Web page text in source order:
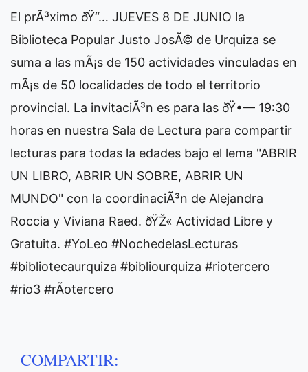
El prÃ³ximo ðŸ“… JUEVES 8 DE JUNIO la
Biblioteca Popular Justo JosÃ© de Urquiza se
suma a las mÃ¡s de 150 actividades vinculadas en
mÃ¡s de 50 localidades de todo el territorio
provincial. La invitaciÃ³n es para las ðŸ•— 19:30
horas en nuestra Sala de Lectura para compartir
lecturas para todas la edades bajo el lema "ABRIR
UN LIBRO, ABRIR UN SOBRE, ABRIR UN
MUNDO" con la coordinaciÃ³n de Alejandra
Roccia y Viviana Raed. ðŸŽ« Actividad Libre y
Gratuita. #YoLeo #NochedelasLecturas
#bibliotecaurquiza #bibliourquiza #riotercero
#rio3 #rÃ­otercero
COMPARTIR: